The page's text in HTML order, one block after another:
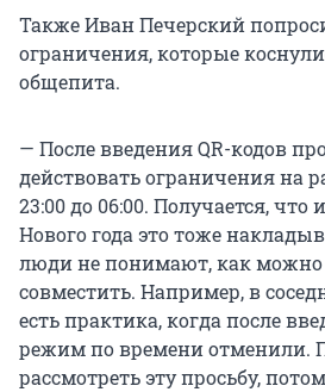
Также Иван Печерский
ограничения, которые
общепита.
— После введения QR-кодов
действовать ограничения на
23:00 до 06:00. Получается, что
Нового года это тоже
люди не понимают, как можно
совместить. Например, в
есть практика, когда после
режим по времени отменили.
рассмотреть эту просьбу,